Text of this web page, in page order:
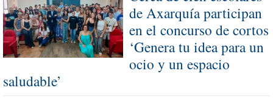
de Axarquía participan
en el concurso de cortos
‘Genera tu idea para un
ocio y un espacio
saludable’